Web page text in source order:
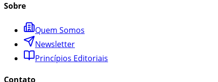
Sobre
Quem Somos
Newsletter
Princípios Editoriais
Contato